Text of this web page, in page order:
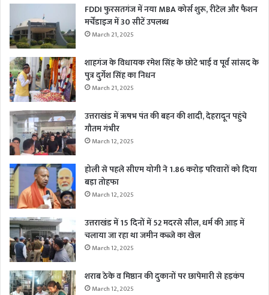
FDDI फुरसतगंज में नया MBA कोर्स शुरू, रीटेल और फैशन
मर्चेंडाइज में 30 सीटें उपलब्ध
March 21, 2025
शाहगंज के विधायक रमेश सिंह के छोटे भाई व पूर्व सांसद के
पुत्र दुर्गेश सिंह का निधन
March 21, 2025
उत्तराखंड में ऋषभ पंत की बहन की शादी, देहरादून पहुंचे
गौतम गंभीर
March 12, 2025
होली से पहले सीएम योगी ने 1.86 करोड़ परिवारों को दिया
बड़ा तोहफा
March 12, 2025
उत्तराखंड में 15 दिनों में 52 मदरसे सील, धर्म की आड़ में
चलाया जा रहा था जमीन कब्जे का खेल
March 12, 2025
शराब ठेके व मिष्ठान की दुकानों पर छापेमारी से हड़कंप
March 12, 2025